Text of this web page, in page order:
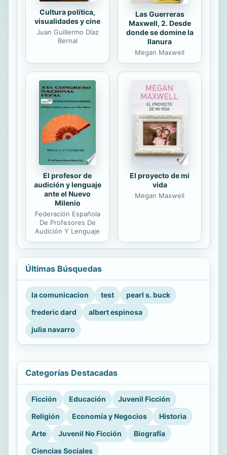
Cultura política,
visualidades y cine
Juan Guillermo Díaz
Bernal
Las Guerreras
Maxwell, 2. Desde
donde se domine la
llanura
Megan Maxwell
El profesor de
audición y lenguaje
ante el Nuevo
Milenio
Federación Española
De Profesores De
Audición Y Lenguaje
El proyecto de mi
vida
Megan Maxwell
Últimas Búsquedas
la comunicacion test
pearl s. buck
frederic dard
albert espinosa
julia navarro
Categorías Destacadas
Ficción Educación
Juvenil Ficción
Religión
Economía y Negocios
Historia
Arte
Juvenil No Ficción
Biografía
Ciencias Sociales